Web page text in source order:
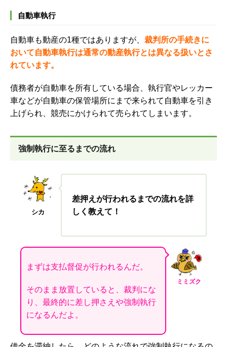
自動車執行
自動車も動産の1種ではありますが、 裁判所の手続きに
おいて自動車執行は通常の動産執行とは異なる扱いとさ
れています。
債務者が自動車を所有している場合、執行官やレッカー
車などが自動車の保管場所にまで来られて自動車を引き
上げられ、競売にかけられて売られてしまいます。
強制執行に至るまでの流れ
シカ
差押えが行われるまでの流れを詳
しく教えて！
ミミズク
まずは支払督促が行われるんだ。
そのまま放置していると、裁判にな
り、最終的に差し押さえや強制執行
になるんだよ。